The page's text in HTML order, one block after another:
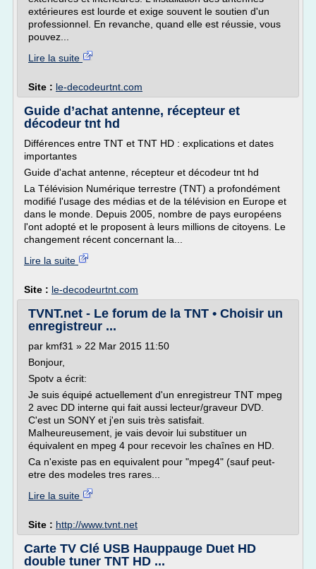
extérieures est lourde et exige souvent le soutien d'un
professionnel. En revanche, quand elle est réussie, vous
pouvez...
Lire la suite
Site : le-decodeurtnt.com
Guide d’achat antenne, récepteur et
décodeur tnt hd
Différences entre TNT et TNT HD : explications et dates
importantes
Guide d'achat antenne, récepteur et décodeur tnt hd
La Télévision Numérique terrestre (TNT) a profondément
modifié l'usage des médias et de la télévision en Europe et
dans le monde. Depuis 2005, nombre de pays européens
l'ont adopté et le proposent à leurs millions de citoyens. Le
changement récent concernant la...
Lire la suite
Site : le-decodeurtnt.com
TVNT.net - Le forum de la TNT • Choisir un
enregistreur ...
par kmf31 » 22 Mar 2015 11:50
Bonjour,
Spotv a écrit:
Je suis équipé actuellement d'un enregistreur TNT mpeg
2 avec DD interne qui fait aussi lecteur/graveur DVD.
C'est un SONY et j'en suis très satisfait.
Malheureusement, je vais devoir lui substituer un
équivalent en mpeg 4 pour recevoir les chaînes en HD.
Ca n'existe pas en equivalent pour "mpeg4" (sauf peut-
etre des modeles tres rares...
Lire la suite
Site : http://www.tvnt.net
Carte TV Clé USB Hauppauge Duet HD
double tuner TNT HD ...